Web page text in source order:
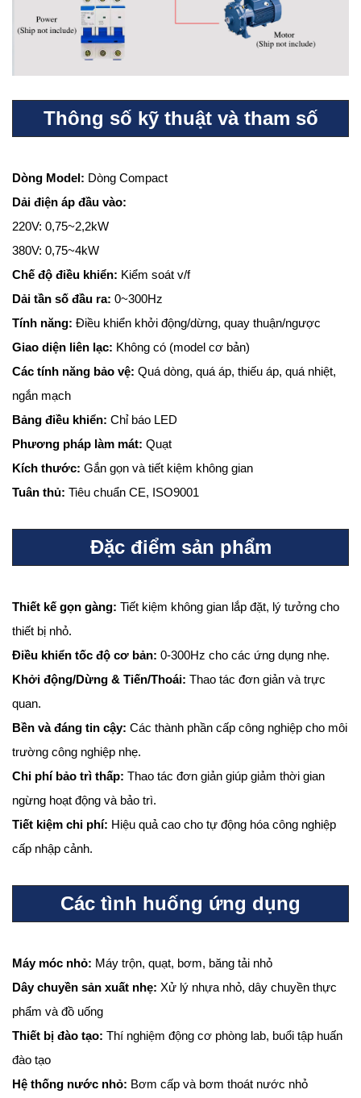
Thông số kỹ thuật và tham số
Dòng Model: Dòng Compact
Dải điện áp đầu vào:
220V: 0,75~2,2kW
380V: 0,75~4kW
Chế độ điều khiển: Kiểm soát v/f
Dải tần số đầu ra: 0~300Hz
Tính năng: Điều khiển khởi động/dừng, quay thuận/ngược
Giao diện liên lạc: Không có (model cơ bản)
Các tính năng bảo vệ: Quá dòng, quá áp, thiếu áp, quá nhiệt,
ngắn mạch
Bảng điều khiển: Chỉ báo LED
Phương pháp làm mát: Quạt
Kích thước: Gắn gọn và tiết kiệm không gian
Tuân thủ: Tiêu chuẩn CE, ISO9001
Đặc điểm sản phẩm
Thiết kế gọn gàng: Tiết kiệm không gian lắp đặt, lý tưởng cho
thiết bị nhỏ.
Điều khiển tốc độ cơ bản: 0-300Hz cho các ứng dụng nhẹ.
Khởi động/Dừng & Tiến/Thoái: Thao tác đơn giản và trực
quan.
Bền và đáng tin cậy: Các thành phần cấp công nghiệp cho môi
trường công nghiệp nhẹ.
Chi phí bảo trì thấp: Thao tác đơn giản giúp giảm thời gian
ngừng hoạt động và bảo trì.
Tiết kiệm chi phí: Hiệu quả cao cho tự động hóa công nghiệp
cấp nhập cảnh.
Các tình huống ứng dụng
Máy móc nhỏ: Máy trộn, quạt, bơm, băng tải nhỏ
Dây chuyền sản xuất nhẹ: Xử lý nhựa nhỏ, dây chuyền thực
phẩm và đồ uống
Thiết bị đào tạo: Thí nghiệm động cơ phòng lab, buổi tập huấn
đào tạo
Hệ thống nước nhỏ: Bơm cấp và bơm thoát nước nhỏ